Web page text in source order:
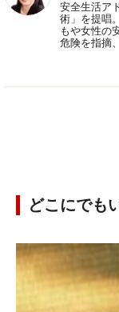
安全生活ア
術」を提唱
もや女性の
危険を指摘
どこにでも